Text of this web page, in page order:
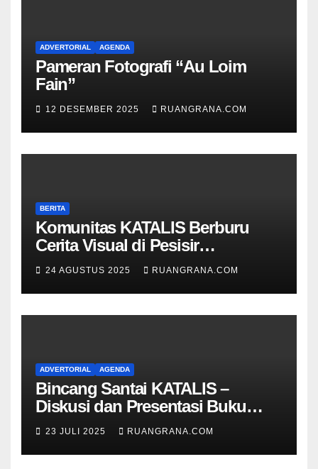
ADVERTORIAL AGENDA
Pameran Fotografi “Au Loim
Fain”
12 DESEMBER 2025 RUANGRANA.COM
BERITA
Komunitas KATALIS Berburu
Cerita Visual di Pesisir
Nambangan
24 AGUSTUS 2025 RUANGRANA.COM
ADVERTORIAL AGENDA
Bincang Santai KATALIS –
Diskusi dan Presentasi Buku
Foto Nambangan
23 JULI 2025 RUANGRANA.COM